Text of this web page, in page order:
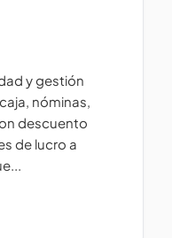
y gestión
nóminas,
descuento
de lucro a